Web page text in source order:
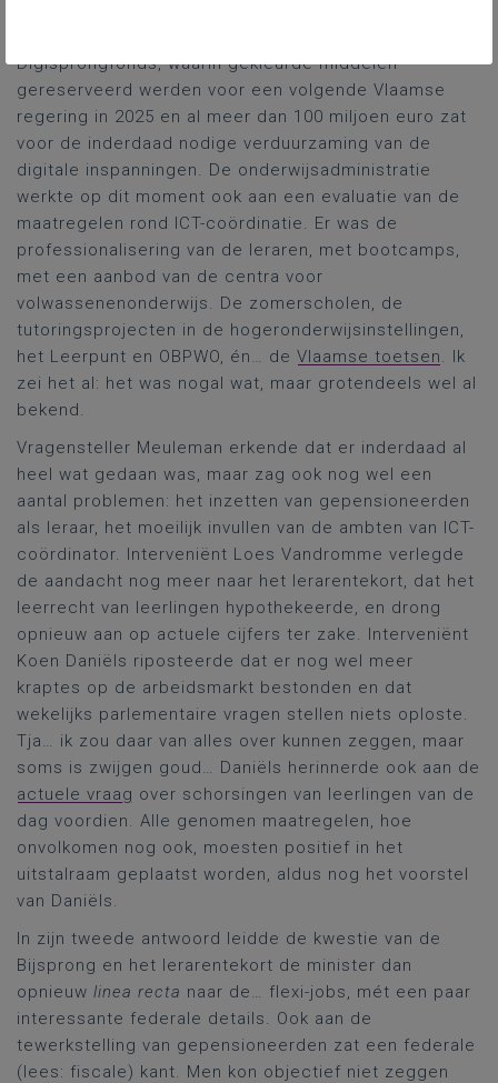
Digisprongfonds, waarin gekleurde middelen
gereserveerd werden voor een volgende Vlaamse
regering in 2025 en al meer dan 100 miljoen euro zat
voor de inderdaad nodige verduurzaming van de
digitale inspanningen. De onderwijsadministratie
werkte op dit moment ook aan een evaluatie van de
maatregelen rond ICT-coördinatie. Er was de
professionalisering van de leraren, met bootcamps,
met een aanbod van de centra voor
volwassenenonderwijs. De zomerscholen, de
tutoringsprojecten in de hogeronderwijsinstellingen,
het Leerpunt en OBPWO, én… de Vlaamse toetsen. Ik
zei het al: het was nogal wat, maar grotendeels wel al
bekend.
Vragensteller Meuleman erkende dat er inderdaad al
heel wat gedaan was, maar zag ook nog wel een
aantal problemen: het inzetten van gepensioneerden
als leraar, het moeilijk invullen van de ambten van ICT-
coördinator. Interveniënt Loes Vandromme verlegde
de aandacht nog meer naar het lerarentekort, dat het
leerrecht van leerlingen hypothekeerde, en drong
opnieuw aan op actuele cijfers ter zake. Interveniënt
Koen Daniëls riposteerde dat er nog wel meer
kraptes op de arbeidsmarkt bestonden en dat
wekelijks parlementaire vragen stellen niets oploste.
Tja… ik zou daar van alles over kunnen zeggen, maar
soms is zwijgen goud… Daniëls herinnerde ook aan de
actuele vraag over schorsingen van leerlingen van de
dag voordien. Alle genomen maatregelen, hoe
onvolkomen nog ook, moesten positief in het
uitstalraam geplaatst worden, aldus nog het voorstel
van Daniëls.
In zijn tweede antwoord leidde de kwestie van de
Bijsprong en het lerarentekort de minister dan
opnieuw linea recta naar de… flexi-jobs, mét een paar
interessante federale details. Ook aan de
tewerkstelling van gepensioneerden zat een federale
(lees: fiscale) kant. Men kon objectief niet zeggen